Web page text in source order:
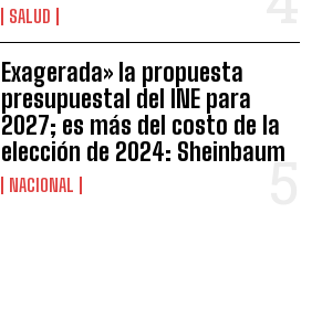
SALUD
Exagerada» la propuesta
presupuestal del INE para
2027; es más del costo de la
elección de 2024: Sheinbaum
NACIONAL